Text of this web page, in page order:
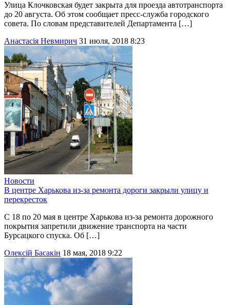
Улица Клочковская будет закрыта для проезда автотранспорта
до 20 августа. Об этом сообщает пресс-служба городского
совета. По словам представителей Департамента […]
Анастасія Невмирич 31 июля, 2018 8:23
Новости
В центре Харькова из-за ремонта дороги закрыли улицу и
перекресток
С 18 по 20 мая в центре Харькова из-за ремонта дорожного
покрытия запретили движение транспорта на части
Бурсацкого спуска. Об […]
Олексій Басакін 18 мая, 2018 9:22